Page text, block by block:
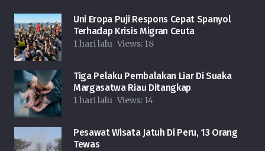
Uni Eropa Puji Respons Cepat Spanyol
Terhadap Krisis Migran Ceuta
1 hari lalu Views: 18
Tiga Pelaku Pembalakan Liar Di Suaka
Margasatwa Riau Ditangkap
1 hari lalu Views: 14
Pesawat Wisata Jatuh Di Peru, 13 Orang
Tewas